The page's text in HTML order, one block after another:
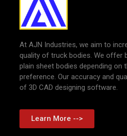
At AJN Industries, we aim to
quality of truck bodies. We offer
plain sheet bodies depending on
preference. Our accuracy and
of 3D CAD designing software.
Learn More -->